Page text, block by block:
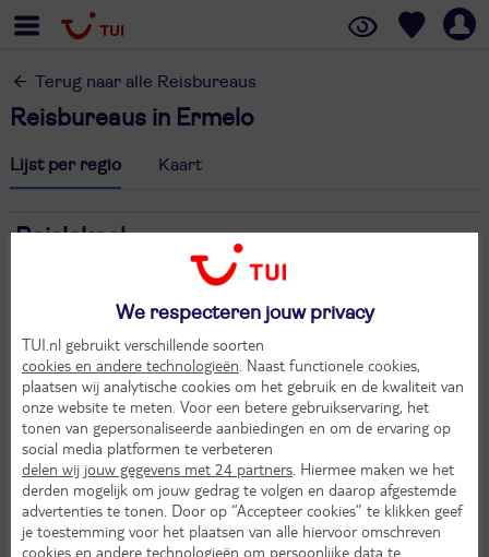
Terug naar alle Reisbureaus
Reisbureaus in Ermelo
Lijst per regio Kaart
Reislokaal
033 - 247 5154
info@reislokaal.nl
We respecteren jouw privacy
TUI.nl gebruikt verschillende soorten
cookies en andere technologieën . Naast functionele cookies,
plaatsen wij analytische cookies om het gebruik en de kwaliteit van
onze website te meten. Voor een betere gebruikservaring, het
tonen van gepersonaliseerde aanbiedingen en om de ervaring op
social media platformen te verbeteren
delen wij jouw gegevens met 24 partners . Hiermee maken we het
derden mogelijk om jouw gedrag te volgen en daarop afgestemde
advertenties te tonen. Door op “Accepteer cookies” te klikken geef
je toestemming voor het plaatsen van alle hiervoor omschreven
cookies en andere technologieën om persoonlijke data te